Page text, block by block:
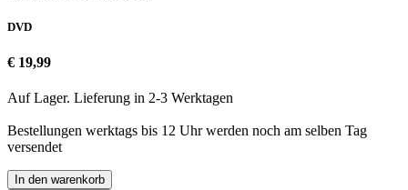
DVD
€ 19,99
Auf Lager. Lieferung in 2-3 Werktagen
Bestellungen werktags bis 12 Uhr werden noch am selben Tag
versendet
In den warenkorb